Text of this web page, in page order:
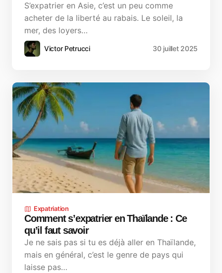
S’expatrier en Asie, c’est un peu comme
acheter de la liberté au rabais. Le soleil, la
mer, des loyers…
Victor Petrucci 30 juillet 2025
Expatriation
Comment s’expatrier en Thaïlande : Ce
qu’il faut savoir
Je ne sais pas si tu es déjà aller en Thaïlande,
mais en général, c’est le genre de pays qui
laisse pas…